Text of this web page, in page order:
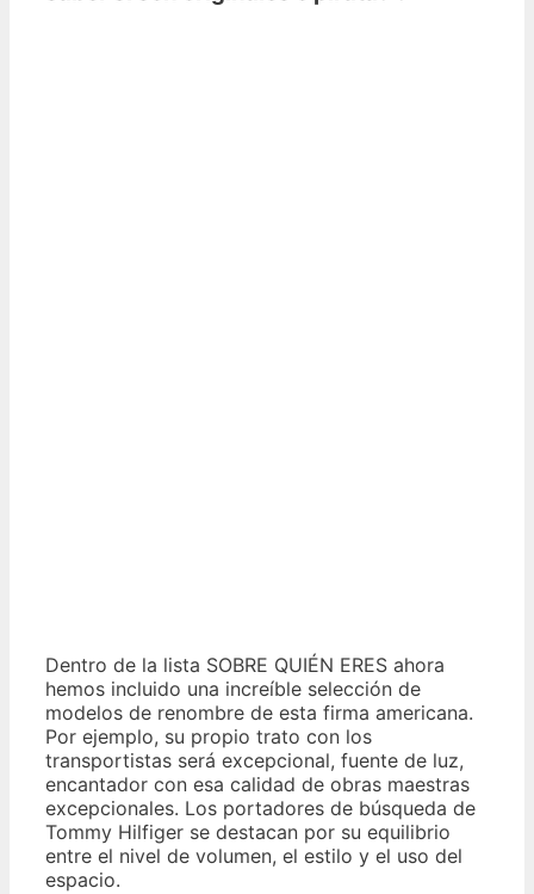
Dentro de la lista SOBRE QUIÉN ERES ahora
hemos incluido una increíble selección de
modelos de renombre de esta firma americana.
Por ejemplo, su propio trato con los
transportistas será excepcional, fuente de luz,
encantador con esa calidad de obras maestras
excepcionales. Los portadores de búsqueda de
Tommy Hilfiger se destacan por su equilibrio
entre el nivel de volumen, el estilo y el uso del
espacio.